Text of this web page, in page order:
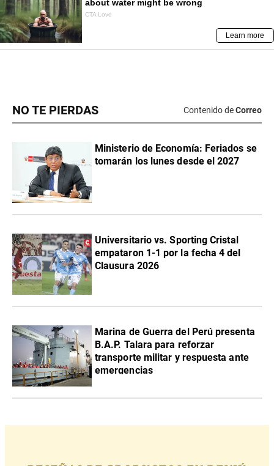
NO TE PIERDAS Contenido deCorreo
Ministerio de Economía: Feriados se
tomarán los lunes desde el 2027
Universitario vs. Sporting Cristal
empataron 1-1 por la fecha 4 del
Clausura 2026
Marina de Guerra del Perú presenta
B.A.P. Talara para reforzar
transporte militar y respuesta ante
emergencias